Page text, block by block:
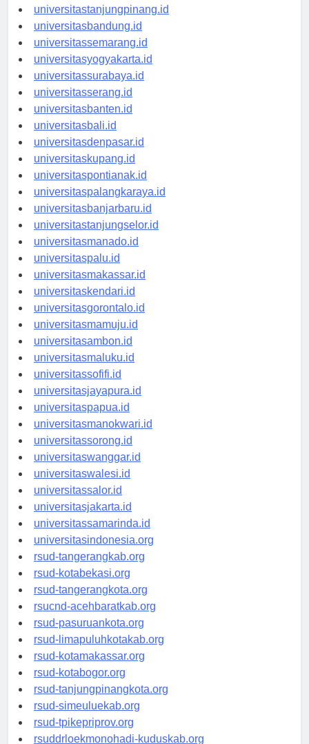
universitaspangkalpinang.id
universitastanjungpinang.id
universitasbandung.id
universitassemarang.id
universitasyogyakarta.id
universitassurabaya.id
universitasserang.id
universitasbanten.id
universitasbali.id
universitasdenpasar.id
universitaskupang.id
universitaspontianak.id
universitaspalangkaraya.id
universitasbanjarbaru.id
universitastanjungselor.id
universitasmanado.id
universitaspalu.id
universitasmakassar.id
universitaskendari.id
universitasgorontalo.id
universitasmamuju.id
universitasambon.id
universitasmaluku.id
universitassofifi.id
universitasjayapura.id
universitaspapua.id
universitasmanokwari.id
universitassorong.id
universitaswanggar.id
universitaswalesi.id
universitassalor.id
universitasjakarta.id
universitassamarinda.id
universitasindonesia.org
rsud-tangerangkab.org
rsud-kotabekasi.org
rsud-tangerangkota.org
rsucnd-acehbaratkab.org
rsud-pasuruankota.org
rsud-limapuluhkotakab.org
rsud-kotamakassar.org
rsud-kotabogor.org
rsud-tanjungpinangkota.org
rsud-simeuluekab.org
rsud-tpikepriprov.org